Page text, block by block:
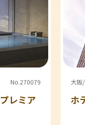
No.270079
レミア
大阪
ホ